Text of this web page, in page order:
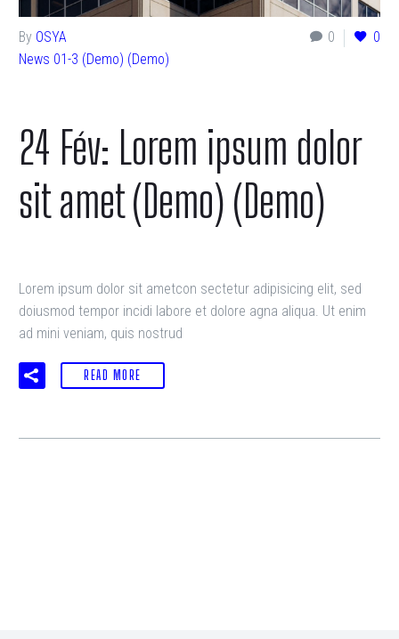
0 0
By OSYA
News 01-3 (Demo) (Demo)
24 Fév: Lorem ipsum dolor
sit amet (Demo) (Demo)
Lorem ipsum dolor sit ametcon sectetur adipisicing elit, sed
doiusmod tempor incidi labore et dolore agna aliqua. Ut enim
ad mini veniam, quis nostrud
READ MORE